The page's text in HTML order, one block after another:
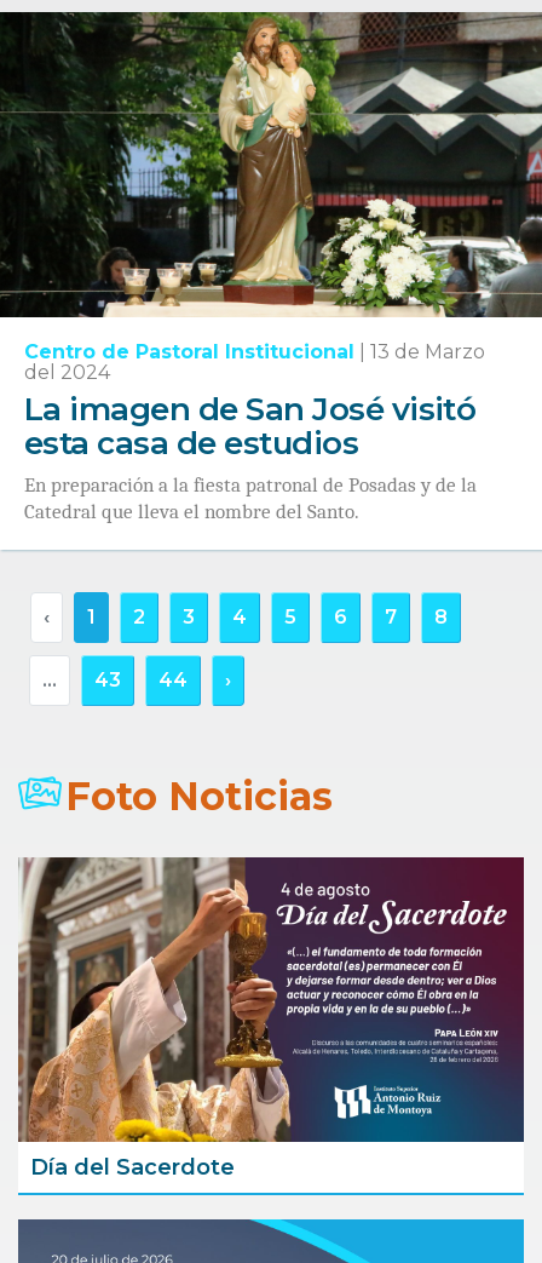
Centro de Pastoral Institucional
13 de Marzo
del 2024
La imagen de San José visitó
esta casa de estudios
En preparación a la fiesta patronal de Posadas y de la
Catedral que lleva el nombre del Santo.
‹ 1 2 3 4 5 6 7 8
... 43 44 ›
Foto Noticias
Día del Sacerdote